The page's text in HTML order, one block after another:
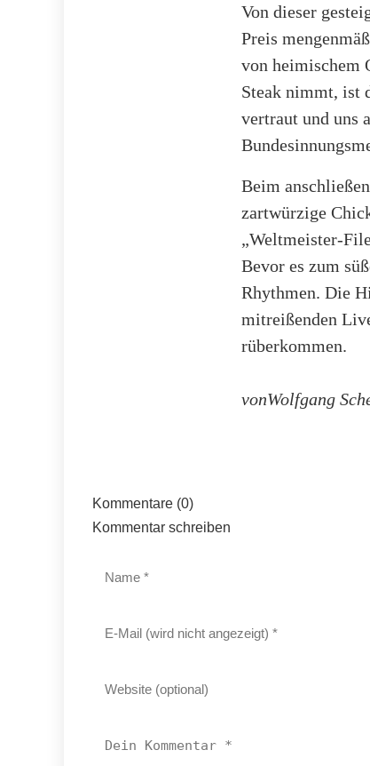
Von dieser
Preis
von heimischem
Steak nimmt, ist
vertraut und uns
Beim
zartwürzige
„Weltmeister-
Bevor es zum
Rhythmen. Die
mitreißenden
rüberkommen.
vonWolfgang
Kommentare (0)
Kommentar schreiben